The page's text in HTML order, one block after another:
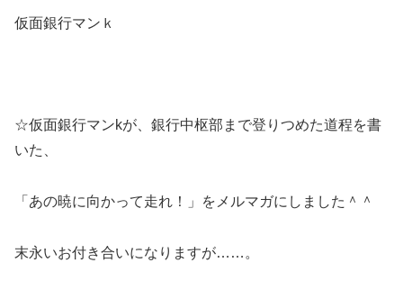
仮面銀行マンｋ
☆仮面銀行マンkが、銀行中枢部まで登りつめた道程を書
いた、
「あの暁に向かって走れ！」をメルマガにしました＾＾
末永いお付き合いになりますが……。